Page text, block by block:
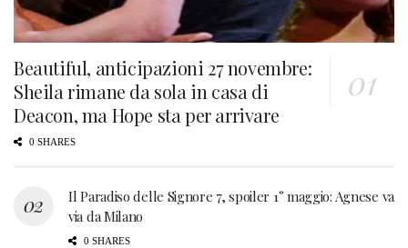
Beautiful, anticipazioni 27 novembre:
Sheila rimane da sola in casa di
Deacon, ma Hope sta per arrivare
0 SHARES
Il Paradiso delle Signore 7, spoiler 1° maggio: Agnese va
via da Milano
0 SHARES